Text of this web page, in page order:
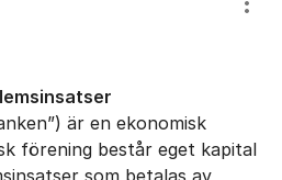
är en ekonomisk
förening består eget kapital
som betalas av